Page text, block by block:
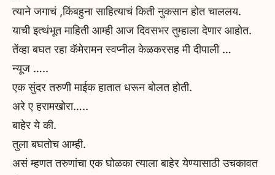
त्याने जगाचं ,किंबहुना साहित्याचं किती नुकसान होत चाललय.
याची इत्थंभूत माहिती आम्ही आज दिवसभर तुम्हाला देणार आहोत.
तेंव्हा बघत रहा कॅमेरामन स्वप्नील केळकरसह मी दीपाली …
न्यूज …..
एक सुंदर तरुणी माईक हातात धरून बोलत होती.
अरे ए हरामखोरा…..
बाहेर ये की.
तुला बघतोच आम्ही.
असं म्हणत तरुणांचा एक घोळका त्याला बाहेर येण्यासाठी उचकावत